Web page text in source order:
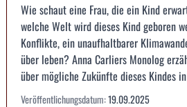
Wie schaut eine Frau, die ein Kind
welche Welt wird dieses Kind geboren
Konflikte, ein unaufhaltbarer
über leben? Anna Carliers Monolog
über mögliche Zukünfte dieses Kindes
Veröffentlichungsdatum:19.09.2025